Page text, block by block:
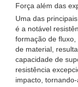
Força além das
Uma das
é a notável
formação de
de material,
capacidade de
resistência
impacto,